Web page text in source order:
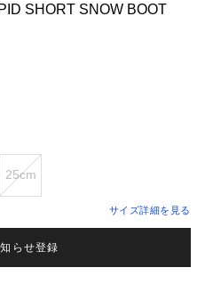
SHORT SNOW BOOT
25cm
サイズ詳細を見る
らせ登録